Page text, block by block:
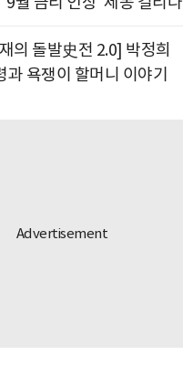
의 돌발史전 2.0] 박정희
과 욕쟁이 할머니 이야기